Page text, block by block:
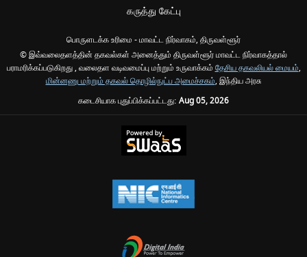
கருத்து கேட்பு
பொருளடக்க உரிமை - மாவட்ட நிர்வாகம், திருவள்ளூர்
© இவ்வலைதளத்தின் தகவல்கள் அனைத்தும் திருவள்ளூர் மாவட்ட நிர்வாகத்தால்
பராமரிக்கப்படுகிறது , வலைதள வடிவமைப்பு மற்றும் உருவாக்கம் தேசிய தகவலியல் மையம்,
மின்னணு மற்றும் தகவல் தொழில்நுட்ப அமைச்சகம், இந்திய அரசு
கடைசியாக புதுப்பிக்கப்பட்டது: Aug 05, 2026